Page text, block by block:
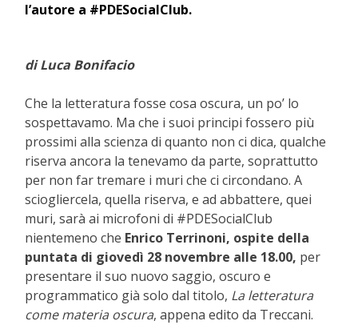
l’autore a #PDESocialClub.
di Luca Bonifacio
Che la letteratura fosse cosa oscura, un po’ lo
sospettavamo. Ma che i suoi principi fossero più
prossimi alla scienza di quanto non ci dica, qualche
riserva ancora la tenevamo da parte, soprattutto
per non far tremare i muri che ci circondano. A
sciogliercela, quella riserva, e ad abbattere, quei
muri, sarà ai microfoni di #PDESocialClub
nientemeno che Enrico Terrinoni, ospite della
puntata di giovedì 28 novembre alle 18.00, per
presentare il suo nuovo saggio, oscuro e
programmatico già solo dal titolo, La letteratura
come materia oscura, appena edito da Treccani.